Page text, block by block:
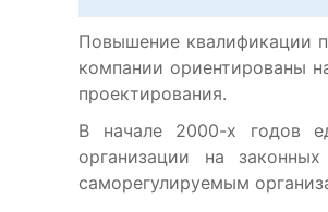
Повышение квалификации
компании ориентированы
проектирования.
В начале 2000-х годов
организации на
саморегулируемым